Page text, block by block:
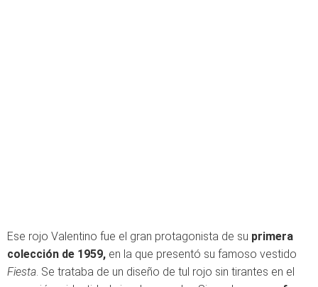
Ese rojo Valentino fue el gran protagonista de su primera
colección de 1959, en la que presentó su famoso vestido
Fiesta. Se trataba de un diseño de tul rojo sin tirantes en el